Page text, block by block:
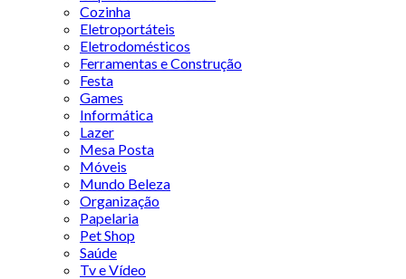
Cozinha
Eletroportáteis
Eletrodomésticos
Ferramentas e Construção
Festa
Games
Informática
Lazer
Mesa Posta
Móveis
Mundo Beleza
Organização
Papelaria
Pet Shop
Saúde
Tv e Vídeo